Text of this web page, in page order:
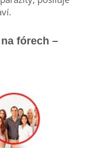
fórech –